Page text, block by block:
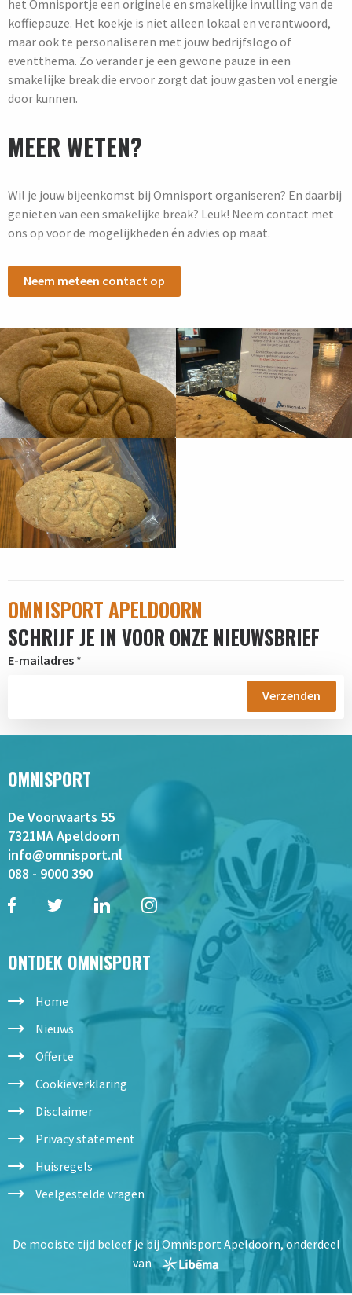
het Omnisportje een originele en smakelijke invulling van de
koffiepauze. Het koekje is niet alleen lokaal en verantwoord,
maar ook te personaliseren met jouw bedrijfslogo of
eventthema. Zo verander je een gewone pauze in een
smakelijke break die ervoor zorgt dat jouw gasten vol energie
door kunnen.
MEER WETEN?
Wil je jouw bijeenkomst bij Omnisport organiseren? En daarbij
genieten van een smakelijke break? Leuk! Neem contact met
ons op voor de mogelijkheden én advies op maat.
Neem meteen contact op
OMNISPORT APELDOORN
SCHRIJF JE IN VOOR ONZE NIEUWSBRIEF
E-mailadres *
OMNISPORT
De Voorwaarts 55
7321MA Apeldoorn
info@omnisport.nl
088 - 9000 390
ONTDEK OMNISPORT
Home
Nieuws
Offerte
Cookieverklaring
Disclaimer
Privacy statement
Huisregels
Veelgestelde vragen
De mooiste tijd beleef je bij Omnisport Apeldoorn, onderdeel
van